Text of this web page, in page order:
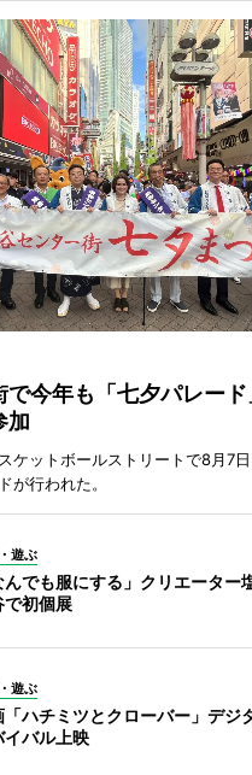
で今年も「七夕パレー
加
ケットボールストリートで8月7
が行われた。
遊ぶ
んでも服にする」クリエーター
で初個展
遊ぶ
「ハチミツとクローバー」デジ
イバル上映